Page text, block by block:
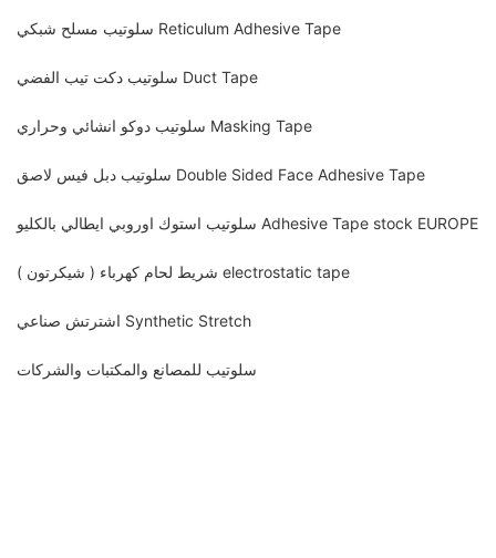
سلوتيب مسلح شبكي Reticulum Adhesive Tape
سلوتيب دكت تيب الفضي Duct Tape
سلوتيب دوكو انشائي وحراري Masking Tape
سلوتيب دبل فيس لاصق Double Sided Face Adhesive Tape
سلوتيب استوك اوروبي ايطالي بالكليو Adhesive Tape stock EUROPE
شريط لحام كهرباء ( شيكرتون ) electrostatic tape
اشترتش صناعي Synthetic Stretch
سلوتيب للمصانع والمكتبات والشركات